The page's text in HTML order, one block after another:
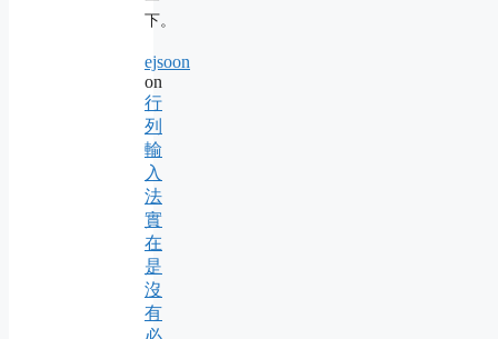
下。
ejsoon
on
行
列
輸
入
法
實
在
是
沒
有